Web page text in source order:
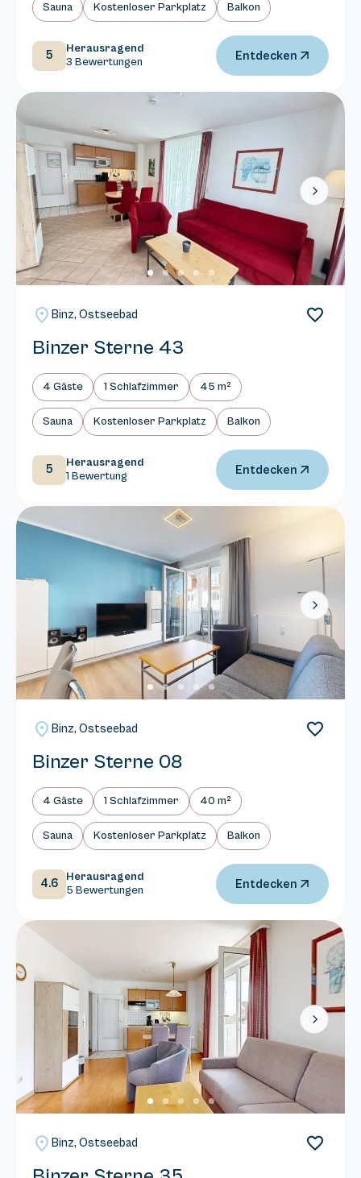
Sauna Kostenloser Parkplatz Balkon
5
Herausragend
3 Bewertungen
Entdecken
Next
Binz, Ostseebad
Binzer Sterne 43
4 Gäste 1 Schlafzimmer 45 m²
Sauna Kostenloser Parkplatz Balkon
5
Herausragend
1 Bewertung
Entdecken
Next
Binz, Ostseebad
Binzer Sterne 08
4 Gäste 1 Schlafzimmer 40 m²
Sauna Kostenloser Parkplatz Balkon
4.6
Herausragend
5 Bewertungen
Entdecken
Next
Binz, Ostseebad